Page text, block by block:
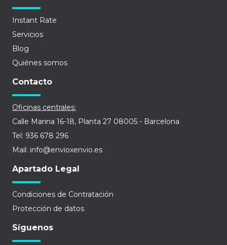
Instant Rate
Servicios
Blog
Quiénes somos
Contacto
Oficinas centrales:
Calle Marina 16-18, Planta 27 08005 - Barcelona
Tel: 936 678 296
Mail: info@envioxenvio.es
Apartado Legal
Condiciones de Contratación
Protección de datos
Síguenos